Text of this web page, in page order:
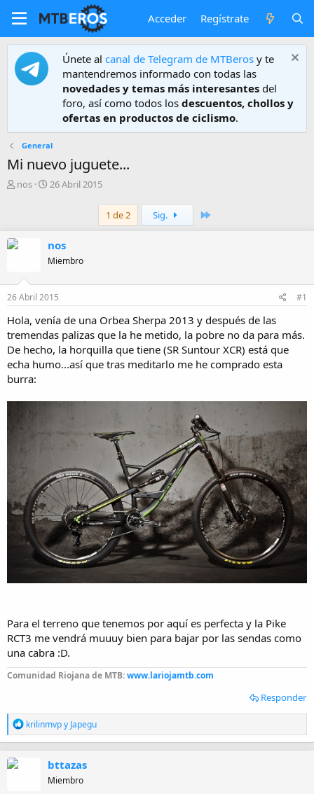
Acceder Regístrate
Únete al canal de Telegram de MTBeros y te
mantendremos informado con todas las
novedades y temas más interesantes del
foro, así como todos los descuentos, chollos y
ofertas en productos de ciclismo.
General
Mi nuevo juguete...
A
nos
F
d
e
n
i
i
o
26 Abril 2015
1 de 2 Sig.
nos
Miembro
26 Abril 2015 #1
Hola, venía de una Orbea Sherpa 2013 y después de las
tremendas palizas que la he metido, la pobre no da para más.
De hecho, la horquilla que tiene (SR Suntour XCR) está que
echa humo...así que tras meditarlo me he comprado esta
burra:
Para el terreno que tenemos por aquí es perfecta y la Pike
RCT3 me vendrá muuuy bien para bajar por las sendas como
una cabra :D.
Comunidad Riojana de MTB:www.lariojamtb.com
Responder
R
e
a
krilinmvpy Japegu
bttazas
Miembro